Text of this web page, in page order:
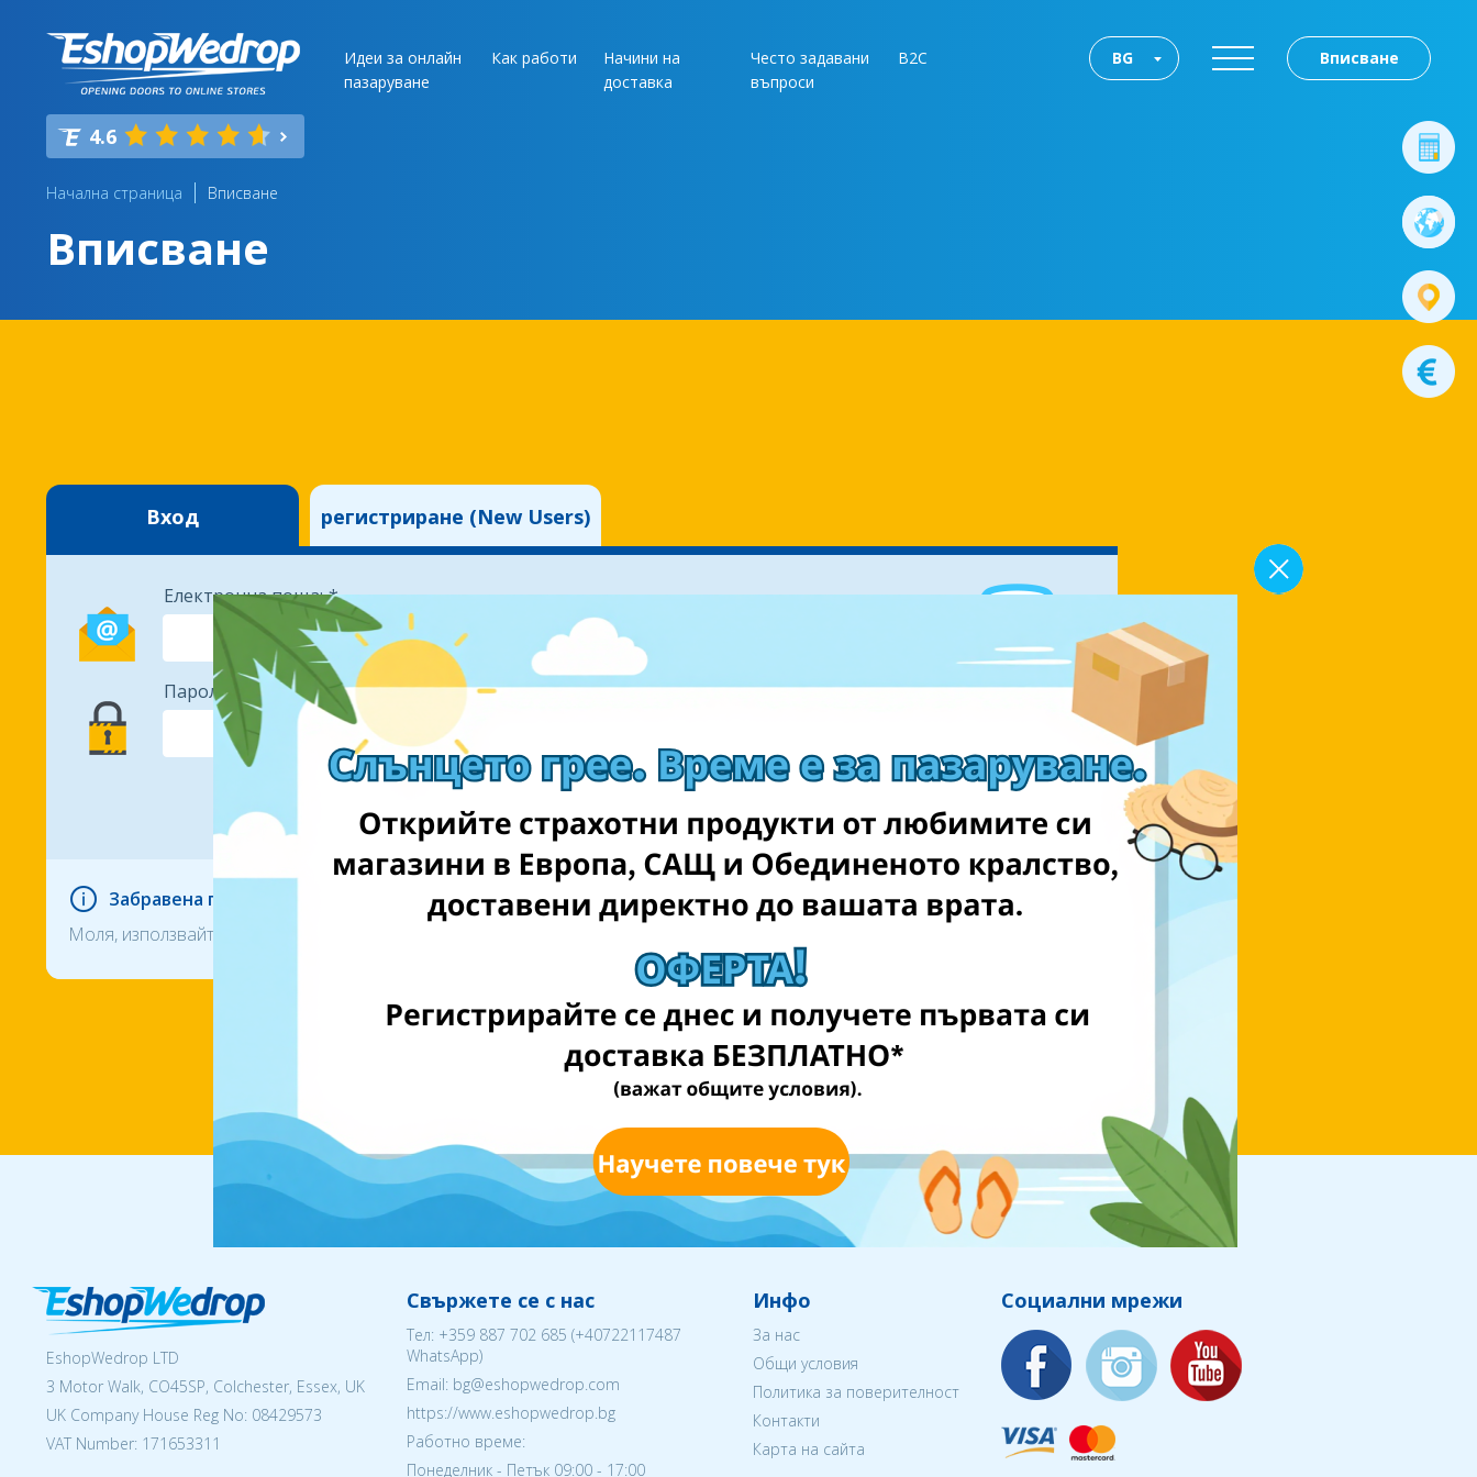
Идеи за онлайн
пазаруване
Как работи
Начини на
доставка
Често задавани
въпроси
B2C Вписване
BG
4.6
Начална страница Вписване
Вписване
Вход регистриране (New Users)
Електронна поща:
Парола:
Забравена парола?
Моля, използвайте опцията за промяна на паролата, ако не можете да влезете в профила си.
EshopWedrop LTD
3 Motor Walk, CO45SP, Colchester, Essex, UK
UK Company House Reg No: 08429573
VAT Number: 171653311
Свържете се с нас
Тел: +359 887 702 685 (+40722117487
WhatsApp)
Email: bg@eshopwedrop.com
https://www.eshopwedrop.bg
Работно време:
Понеделник - Петък 09:00 - 17:00
Инфо
За нас
Общи условия
Политика за поверителност
Контакти
Карта на сайта
Социални мрежи